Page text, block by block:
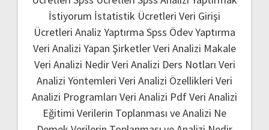
İstiyorum İstatistik Ücretleri Veri Girişi
Ücretleri Analiz Yaptırma Spss Ödev Yaptırma
Veri Analizi Yapan ŞirketlerVeri Analizi Makale
Veri Analizi NedirVeri Analizi Ders Notları Veri
Analizi Yöntemleri Veri Analizi Özellikleri Veri
Analizi Programları Veri Analizi PdfVeri Analizi
Eğitimi Verilerin Toplanması ve Analizi Ne